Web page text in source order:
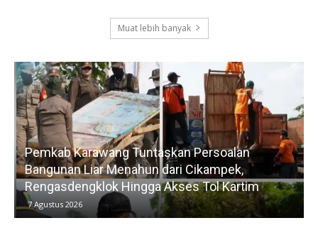
Muat lebih banyak
Pemkab Karawang Tuntaskan Persoalan
Bangunan Liar Menahun dari Cikampek,
Rengasdengklok Hingga Akses Tol Kartim
7 Agustus 2026